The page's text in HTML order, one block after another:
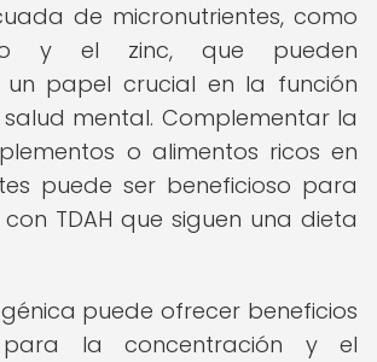
de micronutrientes, como
y el zinc, que pueden
un papel crucial en la función
mental. Complementar la
o alimentos ricos en
puede ser beneficioso para
TDAH que siguen una dieta
puede ofrecer beneficios
para la concentración y el